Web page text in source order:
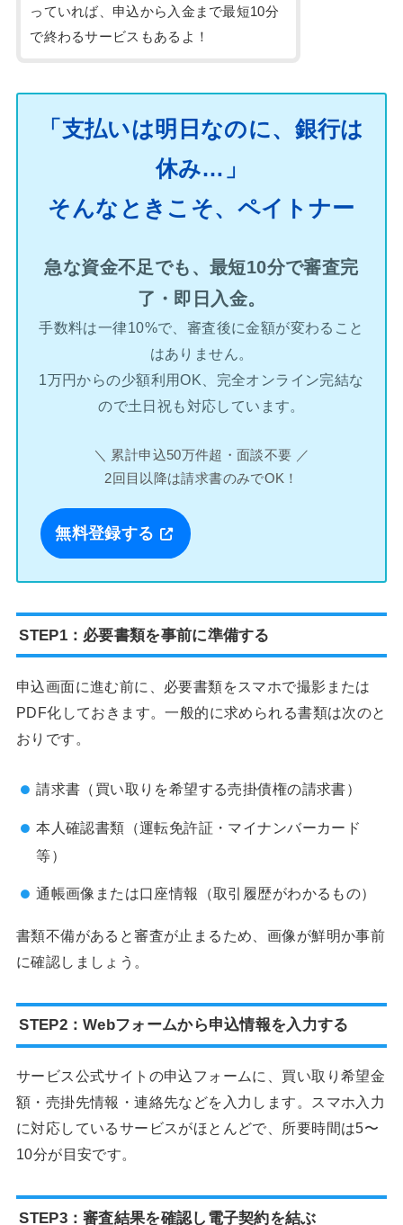
っていれば、申込から入金まで最短10分
で終わるサービスもあるよ！
「支払いは明日なのに、銀行は
休み…」
そんなときこそ、ペイトナー
急な資金不足でも、最短10分で審査完
了・即日入金。
手数料は一律10%で、審査後に金額が変わること
はありません。
1万円からの少額利用OK、完全オンライン完結な
ので土日祝も対応しています。
＼ 累計申込50万件超・面談不要 ／
2回目以降は請求書のみでOK！
無料登録する
STEP1：必要書類を事前に準備する
申込画面に進む前に、必要書類をスマホで撮影または
PDF化しておきます。一般的に求められる書類は次のと
おりです。
請求書（買い取りを希望する売掛債権の請求書）
本人確認書類（運転免許証・マイナンバーカード
等）
通帳画像または口座情報（取引履歴がわかるもの）
書類不備があると審査が止まるため、画像が鮮明か事前
に確認しましょう。
STEP2：Webフォームから申込情報を入力する
サービス公式サイトの申込フォームに、買い取り希望金
額・売掛先情報・連絡先などを入力します。スマホ入力
に対応しているサービスがほとんどで、所要時間は5〜
10分が目安です。
STEP3：審査結果を確認し電子契約を結ぶ